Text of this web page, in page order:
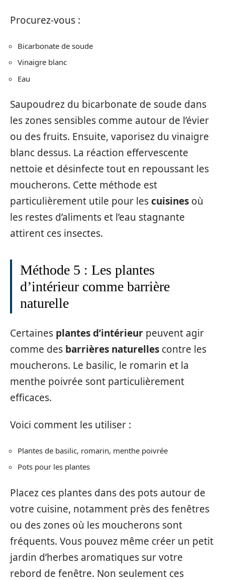
Procurez-vous :
Bicarbonate de soude
Vinaigre blanc
Eau
Saupoudrez du bicarbonate de soude dans
les zones sensibles comme autour de l’évier
ou des fruits. Ensuite, vaporisez du vinaigre
blanc dessus. La réaction effervescente
nettoie et désinfecte tout en repoussant les
moucherons. Cette méthode est
particulièrement utile pour lescuisines où
les restes d’aliments et l’eau stagnante
attirent ces insectes.
Méthode 5 : Les plantes
d’intérieur comme barrière
naturelle
Certaines plantes d’intérieur peuvent agir
comme des barrières naturelles contre les
moucherons. Le basilic, le romarin et la
menthe poivrée sont particulièrement
efficaces.
Voici comment les utiliser :
Plantes de basilic, romarin, menthe poivrée
Pots pour les plantes
Placez ces plantes dans des pots autour de
votre cuisine, notamment près des fenêtres
ou des zones où les moucherons sont
fréquents. Vous pouvez même créer un petit
jardin d’herbes aromatiques sur votre
rebord de fenêtre. Non seulement ces